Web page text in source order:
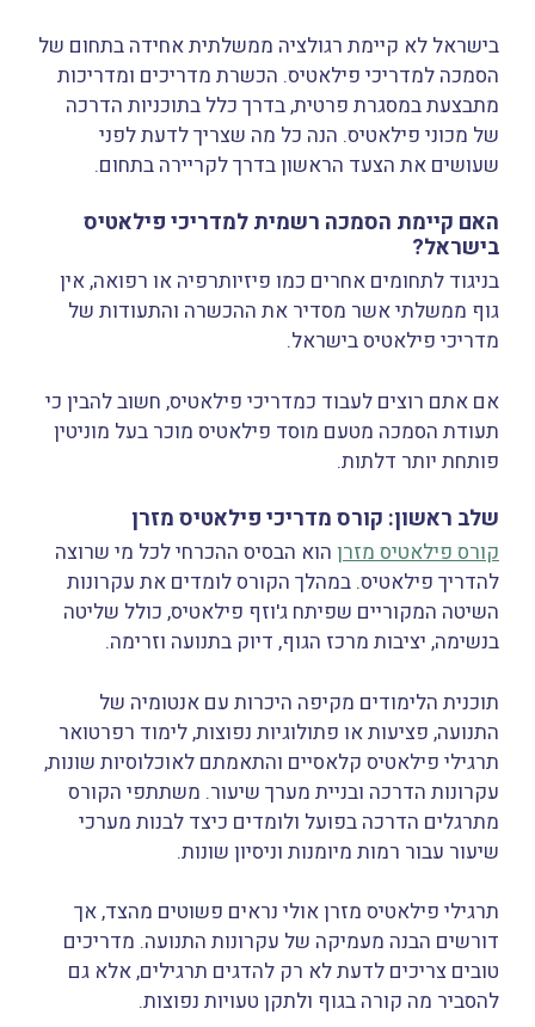
בישראל לא קיימת רגולציה ממשלתית אחידה בתחום של
הסמכה למדריכי פילאטיס. הכשרת מדריכים ומדריכות
מתבצעת במסגרת פרטית, בדרך כלל בתוכניות הדרכה
של מכוני פילאטיס. הנה כל מה שצריך לדעת לפני
שעושים את הצעד הראשון בדרך לקריירה בתחום.
האם קיימת הסמכה רשמית למדריכי פילאטיס
בישראל?
בניגוד לתחומים אחרים כמו פיזיותרפיה או רפואה, אין
גוף ממשלתי אשר מסדיר את ההכשרה והתעודות של
מדריכי פילאטיס בישראל.
אם אתם רוצים לעבוד כמדריכי פילאטיס, חשוב להבין כי
תעודת הסמכה מטעם מוסד פילאטיס מוכר בעל מוניטין
פותחת יותר דלתות.
שלב ראשון: קורס מדריכי פילאטיס מזרן
קורס פילאטיס מזרן הוא הבסיס ההכרחי לכל מי שרוצה
להדריך פילאטיס. במהלך הקורס לומדים את עקרונות
השיטה המקוריים שפיתח ג'וזף פילאטיס, כולל שליטה
בנשימה, יציבות מרכז הגוף, דיוק בתנועה וזרימה.
תוכנית הלימודים מקיפה היכרות עם אנטומיה של
התנועה, פציעות או פתולוגיות נפוצות, לימוד רפרטואר
תרגילי פילאטיס קלאסיים והתאמתם לאוכלוסיות שונות,
עקרונות הדרכה ובניית מערך שיעור. משתתפי הקורס
מתרגלים הדרכה בפועל ולומדים כיצד לבנות מערכי
שיעור עבור רמות מיומנות וניסיון שונות.
תרגילי פילאטיס מזרן אולי נראים פשוטים מהצד, אך
דורשים הבנה מעמיקה של עקרונות התנועה. מדריכים
טובים צריכים לדעת לא רק להדגים תרגילים, אלא גם
להסביר מה קורה בגוף ולתקן טעויות נפוצות.